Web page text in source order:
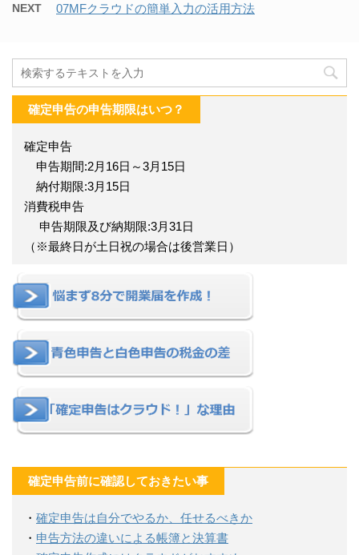
NEXT 07MFクラウドの簡単入力の活用方法
確定申告の申告期限はいつ？
確定申告
申告期間:2月16日～3月15日
納付期限:3月15日
消費税申告
申告期限及び納期限:3月31日
（※最終日が土日祝の場合は後営業日）
確定申告前に確認しておきたい事
・ 確定申告は自分でやるか、任せるべきか
・ 申告方法の違いによる帳簿と決算書